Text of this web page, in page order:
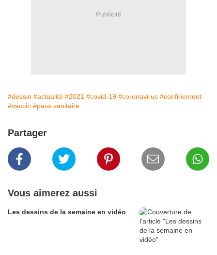
Publicité
#dessin #actualité #2021 #covid-19 #coronavirus #confinement
#vaccin #pass sanitaire
Partager
Vous aimerez aussi
Les dessins de la semaine en vidéo